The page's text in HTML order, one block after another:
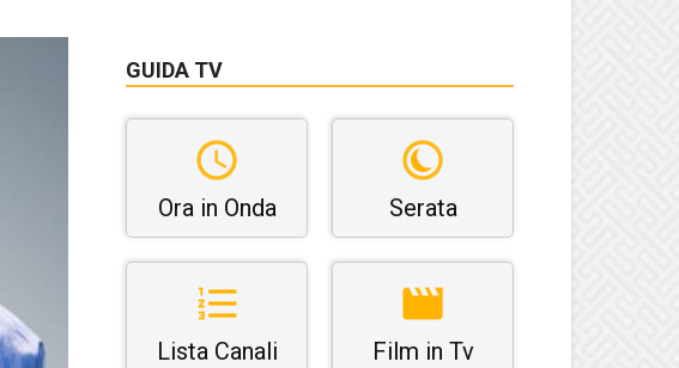
GUIDA TV
Ora in Onda Serata
Lista Canali Film in Tv